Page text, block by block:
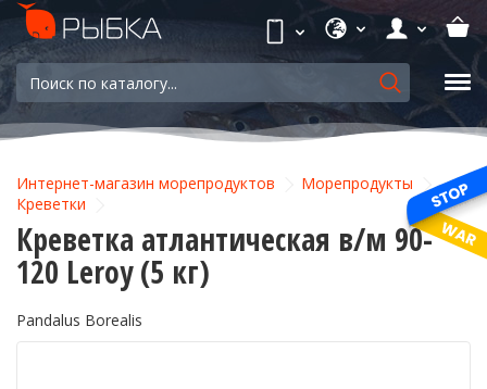
Интернет-магазин морепродуктов
Морепродукты
Креветки
Креветка атлантическая в/м 90-
120 Leroy (5 кг)
Pandalus Borealis